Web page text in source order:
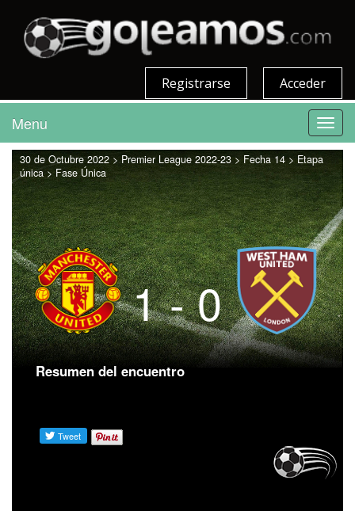
Acceder
Registrarse
Menu
30 de Octubre 2022 > Premier League 2022-23 > Fecha 14 > Etapa
única > Fase Única
1 - 0
Resumen del encuentro